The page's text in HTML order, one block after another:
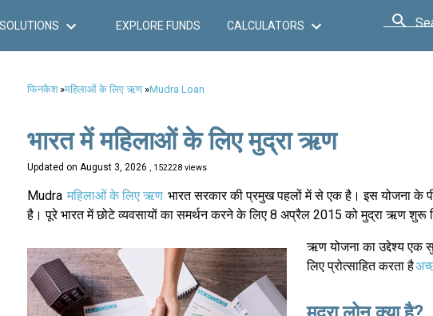
SOLUTIONS EXPLORE FUNDS CALCULATORS
फिनकैश»महिलाओं के लिए ऋण»Mudra Loan
भारत में महिलाओं के लिए मुद्रा ऋण
Updated on August 3, 2026 , 152228 views
Mudra महिलाओं के लिए ऋण भारत सरकार की प्रमुख पहलों में से एक है। इस योजना के
है। पूरे भारत में छोटे व्यवसायों का समर्थन करने के लिए 8 अप्रैल 2015 को मुद्रा ऋण शुरू
ऋण योजना का उद्देश्य एक
लिए प्रोत्साहित करता है